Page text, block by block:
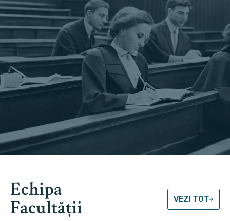
Echipa
Facultății VEZI TOT